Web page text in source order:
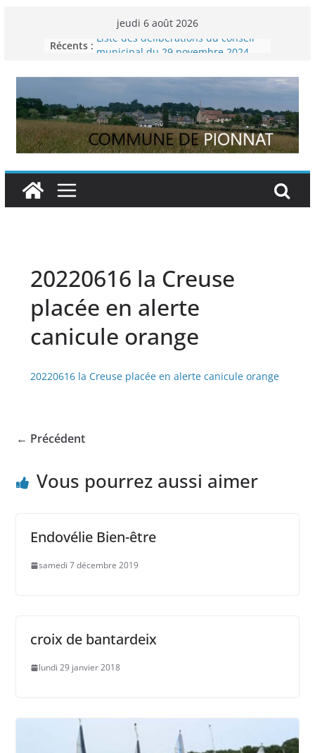
jeudi 6 août 2026
Récents : Liste des délibérations du conseil
Voyager en Europe pour les jeunes
Enquête INSEE
Liste des délibérations du conseil
municipal en date du 5/12/2024
20220616 la Creuse
placée en alerte
canicule orange
20220616 la Creuse placée en alerte canicule orange
← Précédent
Vous pourrez aussi aimer
Endovélie Bien-être
samedi 7 décembre 2019
croix de bantardeix
lundi 29 janvier 2018